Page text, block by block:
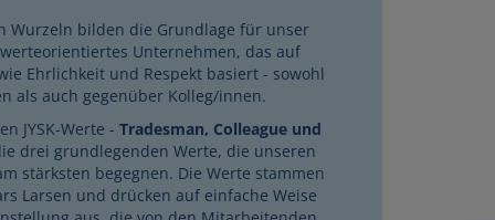
Wurzeln bilden die Grundlage für unser
Unternehmen, das auf
Ehrlichkeit und Respekt basiert - sowohl
als auch gegenüber Kolleg/innen.
JYSK-Werte -Tradesman, Colleague und
drei grundlegenden Werte, die unseren
stärksten begegnen. Die Werte stammen
Larsen und drücken auf einfache Weise